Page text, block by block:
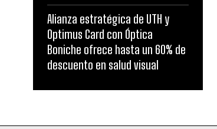
Alianza estratégica de UTH y
Optimus Card con Óptica
Boniche ofrece hasta un 60% de
descuento en salud visual